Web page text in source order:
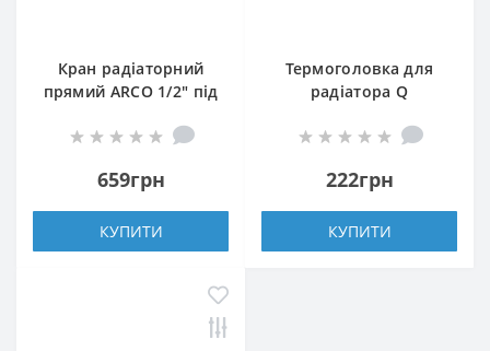
Кран радіаторний
прямий ARCO 1/2″ під
TB285 M30
659грн
КУПИТИ
Термоголовка для
радіатора Q
NV-QP5030 M30х1,5
222грн
КУПИТИ